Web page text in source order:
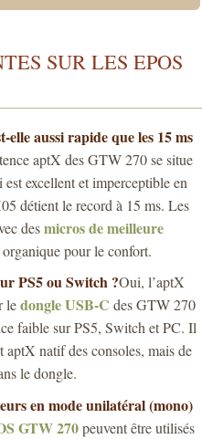
SUR LES EPOS
elle aussi rapide que les 15 ms
aptX des GTW 270 se situe
est excellent et imperceptible en
détient le record à 15 ms. Les
desmicros de meilleure
pour le confort.
PS5 ou Switch ?Oui, l’aptX
ledongle USB-C des GTW 270
faible sur PS5, Switch et PC. Il
aptX natif des consoles, mais de
le dongle.
en mode unilatéral (mono)
GTW 270peuvent être utilisés